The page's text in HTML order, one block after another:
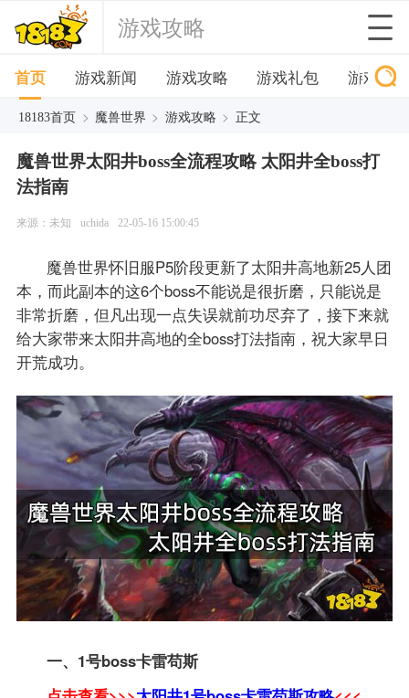
游戏攻略
首页 游戏新闻 游戏攻略 游戏礼包 游戏下
18183首页 > 魔兽世界 > 游戏攻略 > 正文
魔兽世界太阳井boss全流程攻略 太阳井全boss打
法指南
来源：未知 uchida 22-05-16 15:00:45
魔兽世界怀旧服P5阶段更新了太阳井高地新25人团
本，而此副本的这6个boss不能说是很折磨，只能说是
非常折磨，但凡出现一点失误就前功尽弃了，接下来就
给大家带来太阳井高地的全boss打法指南，祝大家早日
开荒成功。
一、1号boss卡雷苟斯